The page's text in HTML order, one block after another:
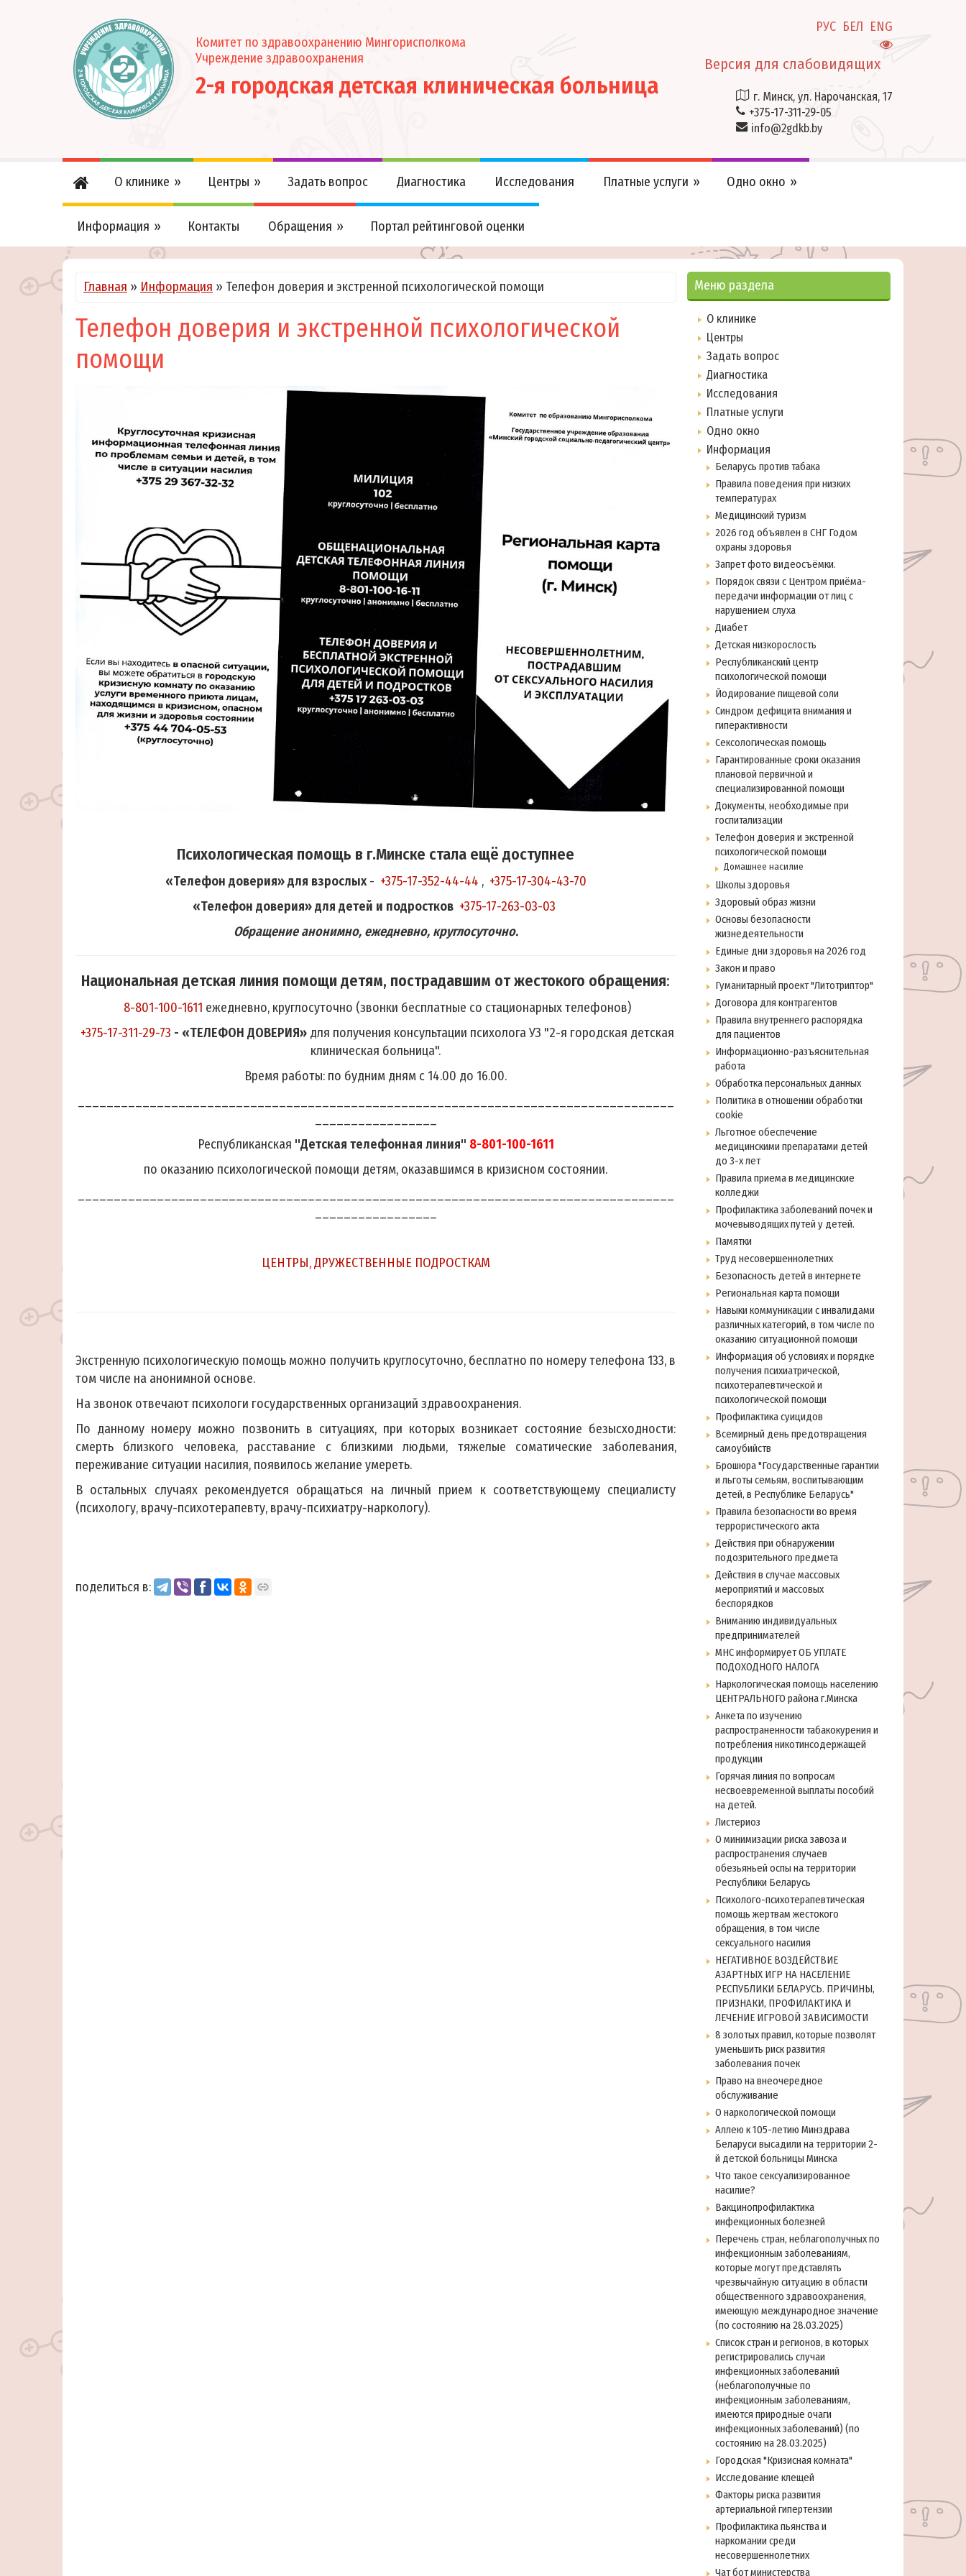
Комитет по здравоохранению Мингорисполкома
Учреждение здравоохранения
2-я городская детская клиническая больница
РУС БЕЛ ENG
Версия для слабовидящих
г. Минск, ул. Нарочанская, 17
+375-17-311-29-05
info@2gdkb.by
О клинике Центры Задать вопрос Диагностика Исследования Платные услуги Одно окно
Информация Контакты Обращения Портал рейтинговой оценки
Главная » Информация » Телефон доверия и экстренной психологической помощи
Телефон доверия и экстренной психологической
помощи
Психологическая помощь в г.Минске стала ещё доступнее
«Телефон доверия» для взрослых- +375-17-352-44-44 , +375-17-304-43-70
«Телефон доверия» для детей и подростков +375-17-263-03-03
Обращение анонимно, ежедневно, круглосуточно.
Национальная детская линия помощи детям, пострадавшим от жестокого обращения:
8-801-100-1611 ежедневно, круглосуточно (звонки бесплатные со стационарных телефонов)
+375-17-311-29-73 - «ТЕЛЕФОН ДОВЕРИЯ» для получения консультации психолога УЗ "2-я городская детская
клиническая больница".
Время работы: по будним дням с 14.00 до 16.00.
Республиканская "Детская телефонная линия" 8-801-100-1611
по оказанию психологической помощи детям, оказавшимся в кризисном состоянии.
ЦЕНТРЫ, ДРУЖЕСТВЕННЫЕ ПОДРОСТКАМ
Экстренную психологическую помощь можно получить круглосуточно, бесплатно по номеру телефона 133, в
том числе на анонимной основе.
На звонок отвечают психологи государственных организаций здравоохранения.
По данному номеру можно позвонить в ситуациях, при которых возникает состояние безысходности:
смерть близкого человека, расставание с близкими людьми, тяжелые соматические заболевания,
переживание ситуации насилия, появилось желание умереть.
В остальных случаях рекомендуется обращаться на личный прием к соответствующему специалисту
(психологу, врачу-психотерапевту, врачу-психиатру-наркологу).
поделиться в:
Меню раздела
О клинике
Центры
Задать вопрос
Диагностика
Исследования
Платные услуги
Одно окно
Информация
Беларусь против табака
Правила поведения при низких
температурах
Медицинский туризм
2026 год объявлен в СНГ Годом
охраны здоровья
Запрет фото видеосъёмки.
Порядок связи с Центром приёма-
передачи информации от лиц с
нарушением слуха
Диабет
Детская низкорослость
Республиканский центр
психологической помощи
Йодирование пищевой соли
Синдром дефицита внимания и
гиперактивности
Сексологическая помощь
Гарантированные сроки оказания
плановой первичной и
специализированной помощи
Документы, необходимые при
госпитализации
Телефон доверия и экстренной
психологической помощи
Домашнее насилие
Школы здоровья
Здоровый образ жизни
Основы безопасности
жизнедеятельности
Единые дни здоровья на 2026 год
Закон и право
Гуманитарный проект "Литотриптор"
Договора для контрагентов
Правила внутреннего распорядка
для пациентов
Информационно-разъяснительная
работа
Обработка персональных данных
Политика в отношении обработки
cookie
Льготное обеспечение
медицинскими препаратами детей
до 3-х лет
Правила приема в медицинские
колледжи
Профилактика заболеваний почек и
мочевыводящих путей у детей.
Памятки
Труд несовершеннолетних
Безопасность детей в интернете
Региональная карта помощи
Навыки коммуникации с инвалидами
различных категорий, в том числе по
оказанию ситуационной помощи
Информация об условиях и порядке
получения психиатрической,
психотерапевтической и
психологической помощи
Профилактика суицидов
Всемирный день предотвращения
самоубийств
Брошюра "Государственные гарантии
и льготы семьям, воспитывающим
детей, в Республике Беларусь"
Правила безопасности во время
террористического акта
Действия при обнаружении
подозрительного предмета
Действия в случае массовых
мероприятий и массовых
беспорядков
Вниманию индивидуальных
предпринимателей
МНС информирует ОБ УПЛАТЕ
ПОДОХОДНОГО НАЛОГА
Наркологическая помощь населению
ЦЕНТРАЛЬНОГО района г.Минска
Анкета по изучению
распространенности табакокурения и
потребления никотинсодержащей
продукции
Горячая линия по вопросам
несвоевременной выплаты пособий
на детей.
Листериоз
О минимизации риска завоза и
распространения случаев
обезьяньей оспы на территории
Республики Беларусь
Психолого-психотерапевтическая
помощь жертвам жестокого
обращения, в том числе
сексуального насилия
НЕГАТИВНОЕ ВОЗДЕЙСТВИЕ
АЗАРТНЫХ ИГР НА НАСЕЛЕНИЕ
РЕСПУБЛИКИ БЕЛАРУСЬ. ПРИЧИНЫ,
ПРИЗНАКИ, ПРОФИЛАКТИКА И
ЛЕЧЕНИЕ ИГРОВОЙ ЗАВИСИМОСТИ
8 золотых правил, которые позволят
уменьшить риск развития
заболевания почек
Право на внеочередное
обслуживание
О наркологической помощи
Аллею к 105-летию Минздрава
Беларуси высадили на территории 2-
й детской больницы Минска
Что такое сексуализированное
насилие?
Вакцинопрофилактика
инфекционных болезней
Перечень стран, неблагополучных по
инфекционным заболеваниям,
которые могут представлять
чрезвычайную ситуацию в области
общественного здравоохранения,
имеющую международное значение
(по состоянию на 28.03.2025)
Список стран и регионов, в которых
регистрировались случаи
инфекционных заболеваний
(неблагополучные по
инфекционным заболеваниям,
имеются природные очаги
инфекционных заболеваний) (по
состоянию на 28.03.2025)
Городская "Кризисная комната"
Исследование клещей
Факторы риска развития
артериальной гипертензии
Профилактика пьянства и
наркомании среди
несовершеннолетних
Чат бот министерства